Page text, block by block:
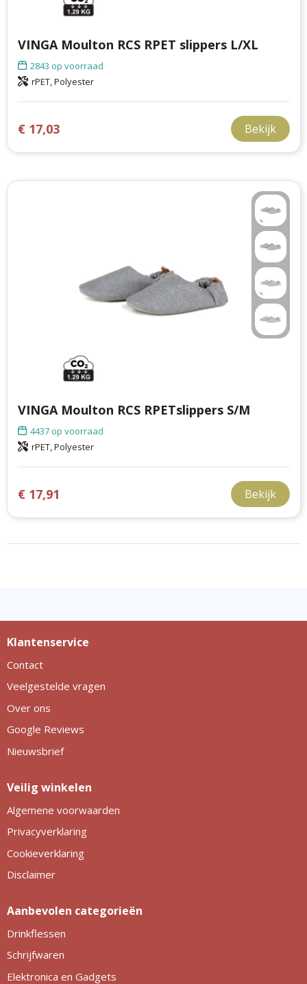
VINGA Moulton RCS RPET slippers L/XL
2843 op voorraad
rPET, Polyester
€ 17,03 Bekijk
VINGA Moulton RCS RPETslippers S/M
4437op voorraad
rPET, Polyester
€ 17,91 Bekijk
Klantenservice
Contact
Veelgestelde vragen
Over ons
Google Reviews
Nieuwsbrief
Veilig winkelen
Algemene voorwaarden
Privacyverklaring
Cookieverklaring
Disclaimer
Aanbevolen categorieën
Drinkflessen
Schrijfwaren
Elektronica en Gadgets